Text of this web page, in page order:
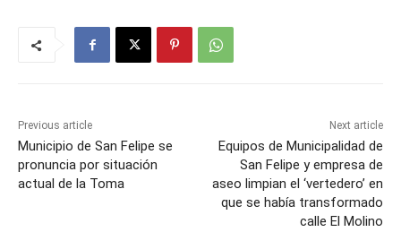
Previous article
Municipio de San Felipe se
pronuncia por situación
actual de la Toma
Next article
Equipos de Municipalidad de
San Felipe y empresa de
aseo limpian el ‘vertedero’ en
que se había transformado
calle El Molino